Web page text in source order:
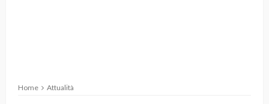
Home Attualità